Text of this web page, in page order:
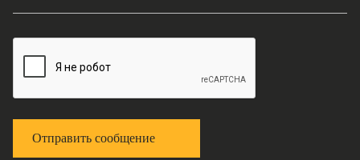
Отправить сообщение